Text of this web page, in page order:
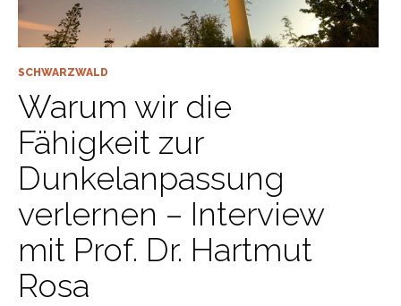
SCHWARZWALD
Warum wir die
Fähigkeit zur
Dunkelanpassung
verlernen – Interview
mit Prof. Dr. Hartmut
Rosa